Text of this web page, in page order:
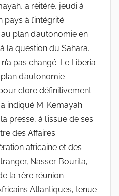
a réitéré, jeudi à
pays à l’intégrité
plan d’autonomie en
la question du Sahara.
pas changé. Le Liberia
d’autonomie
clore définitivement
indiqué M. Kemayah
presse, à l’issue de ses
des Affaires
africaine et des
Nasser Bourita,
la 1ère réunion
Atlantiques, tenue